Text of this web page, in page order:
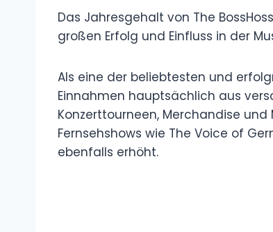
Das Jahresgehalt von The
großen Erfolg und Einfluss in der
Als eine der beliebtesten und
Einnahmen hauptsächlich aus
Konzerttourneen, Merchandise
Fernsehshows wie The Voice of
ebenfalls erhöht.